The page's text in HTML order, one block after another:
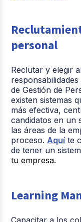
personal
Reclutar y elegir
de Gestión de
existen sistemas
más efectiva,
candidatos en un
las áreas de la
proceso.Aquí te
de tener un
tu empresa.
Learning
Capacitar a los